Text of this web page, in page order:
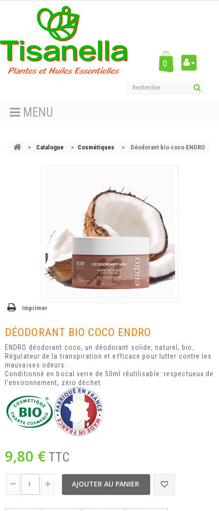
0
MENU
> Catalogue > Cosmétiques > Déodorant bio coco ENDRO
Imprimer
DÉODORANT BIO COCO ENDRO
ENDRO déodorant coco, un déodorant solide, naturel, bio,
Régulateur de la transpiration et efficace pour lutter contre les
mauvaises odeurs.
Conditionné en bocal verre de 50ml réutilisable: respectueux de
l'environnement, zéro déchet.
9,80 € TTC
AJOUTER AU PANIER